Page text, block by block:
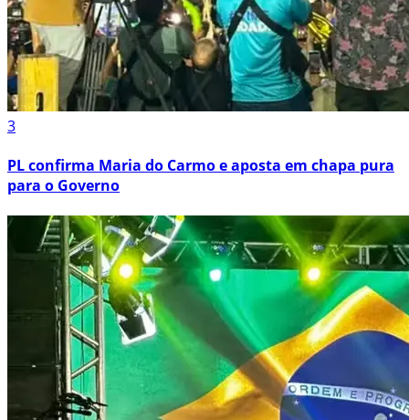
3
PL confirma Maria do Carmo e aposta em chapa pura
para o Governo